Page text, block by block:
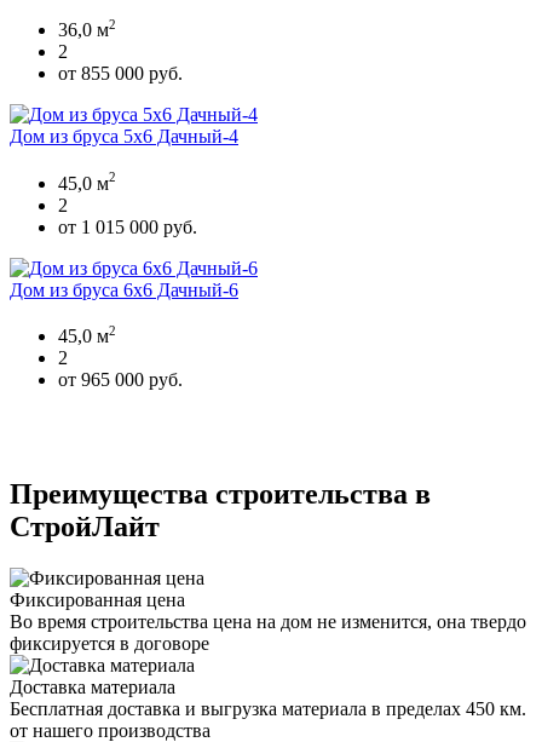
36,0 м2
2
от 855 000 руб.
Дом из бруса 5х6 Дачный-4
45,0 м2
2
от 1 015 000 руб.
Дом из бруса 6х6 Дачный-6
45,0 м2
2
от 965 000 руб.
Преимущества строительства в
СтройЛайт
Фиксированная цена
Во время строительства цена на дом не изменится, она твердо
фиксируется в договоре
Доставка материала
Бесплатная доставка и выгрузка материала в пределах 450 км.
от нашего производства